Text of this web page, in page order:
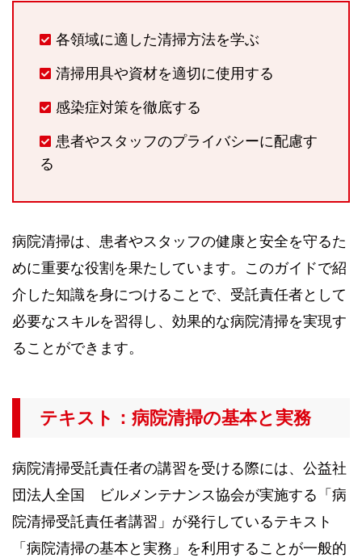
各領域に適した清掃方法を学ぶ
清掃用具や資材を適切に使用する
感染症対策を徹底する
患者やスタッフのプライバシーに配慮す
る
病院清掃は、患者やスタッフの健康と安全を守るた
めに重要な役割を果たしています。このガイドで紹
介した知識を身につけることで、受託責任者として
必要なスキルを習得し、効果的な病院清掃を実現す
ることができます。
テキスト：病院清掃の基本と実務
病院清掃受託責任者の講習を受ける際には、公益社
団法人全国 ビルメンテナンス協会が実施する「病
院清掃受託責任者講習」が発行しているテキスト
「病院清掃の基本と実務」を利用することが一般的